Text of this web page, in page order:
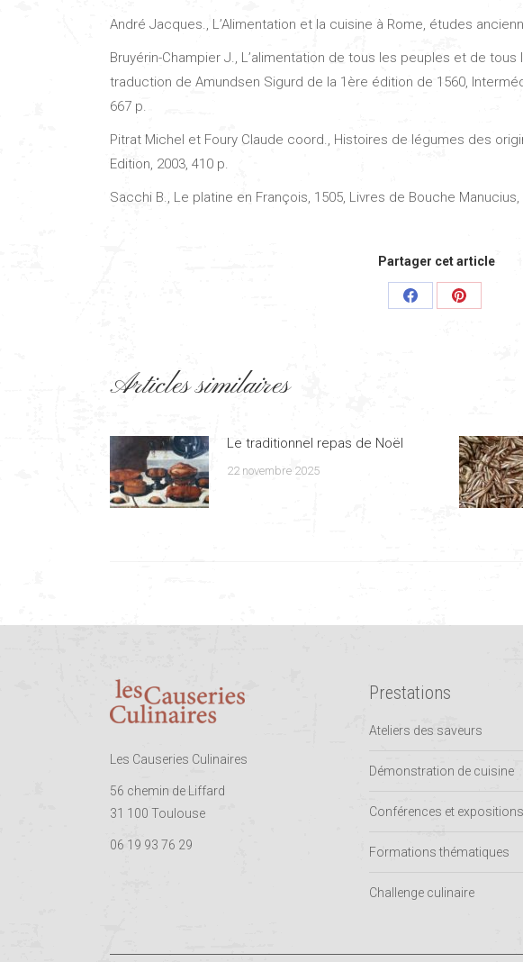
André Jacques., L’Alimentation et la cuisine à Rome, études
Bruyérin-Champier J., L’alimentation de tous les peuples et de tous
traduction de Amundsen Sigurd de la 1ère édition de 1560,
667 p.
Pitrat Michel et Foury Claude coord., Histoires de légumes des
Edition, 2003, 410 p.
Sacchi B., Le platine en François, 1505, Livres de Bouche Manucius,
Partager cet article
Share
Share
Articles similaires
Le traditionnel repas de Noël
22 novembre 2025
Les Causeries Culinaires
56 chemin de Liffard
31 100 Toulouse
06 19 93 76 29
Prestations
Ateliers des saveurs
Démonstration de cuisine
Conférences et expositions
Formations thématiques
Challenge culinaire